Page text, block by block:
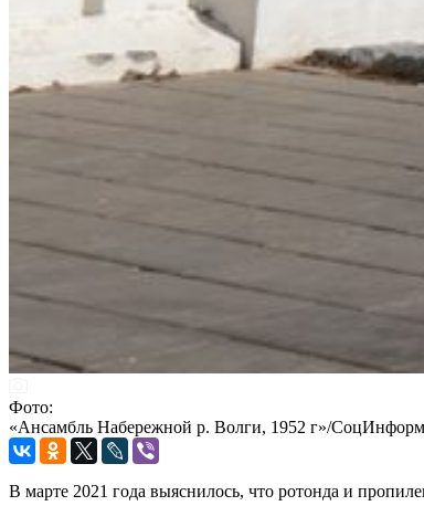
Фото:
«Ансамбль Набережной р. Волги, 1952 г»/
В марте 2021 года выяснилось, что ротонда и